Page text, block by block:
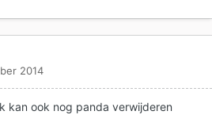
2014
kan ook nog panda verwijderen